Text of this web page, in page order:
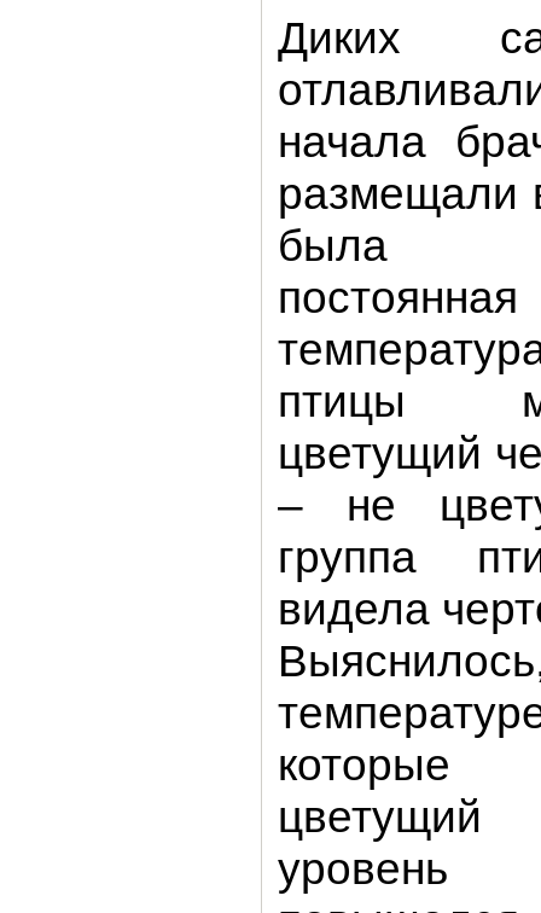
Диких
начала
размещали
была
птицы
цветущий
– не
группа
видела
которые
уровень